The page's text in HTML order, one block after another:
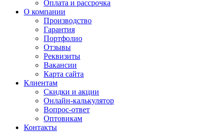
Оплата и рассрочка
О компании
Производство
Гарантия
Портфолио
Отзывы
Реквизиты
Вакансии
Карта сайта
Клиентам
Скидки и акции
Онлайн-калькулятор
Вопрос-ответ
Оптовикам
Контакты